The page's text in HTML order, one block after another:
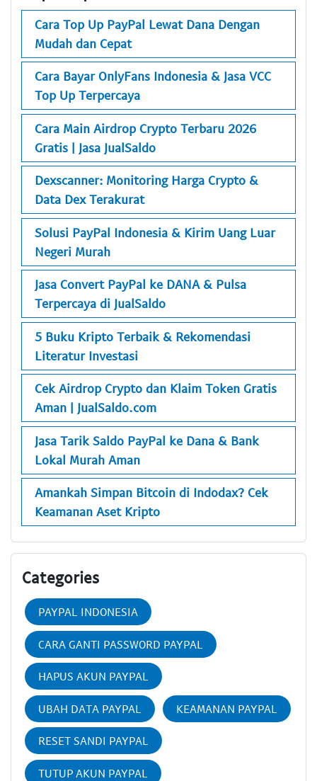
Cara Top Up PayPal Lewat Dana Dengan
Mudah dan Cepat
Cara Bayar OnlyFans Indonesia & Jasa VCC
Top Up Terpercaya
Cara Main Airdrop Crypto Terbaru 2026
Gratis | Jasa JualSaldo
Dexscanner: Monitoring Harga Crypto &
Data Dex Terakurat
Solusi PayPal Indonesia & Kirim Uang Luar
Negeri Murah
Jasa Convert PayPal ke DANA & Pulsa
Terpercaya di JualSaldo
5 Buku Kripto Terbaik & Rekomendasi
Literatur Investasi
Cek Airdrop Crypto dan Klaim Token Gratis
Aman | JualSaldo.com
Jasa Tarik Saldo PayPal ke Dana & Bank
Lokal Murah Aman
Amankah Simpan Bitcoin di Indodax? Cek
Keamanan Aset Kripto
Categories
PAYPAL INDONESIA
CARA GANTI PASSWORD PAYPAL
HAPUS AKUN PAYPAL
UBAH DATA PAYPAL KEAMANAN PAYPAL
RESET SANDI PAYPAL
TUTUP AKUN PAYPAL